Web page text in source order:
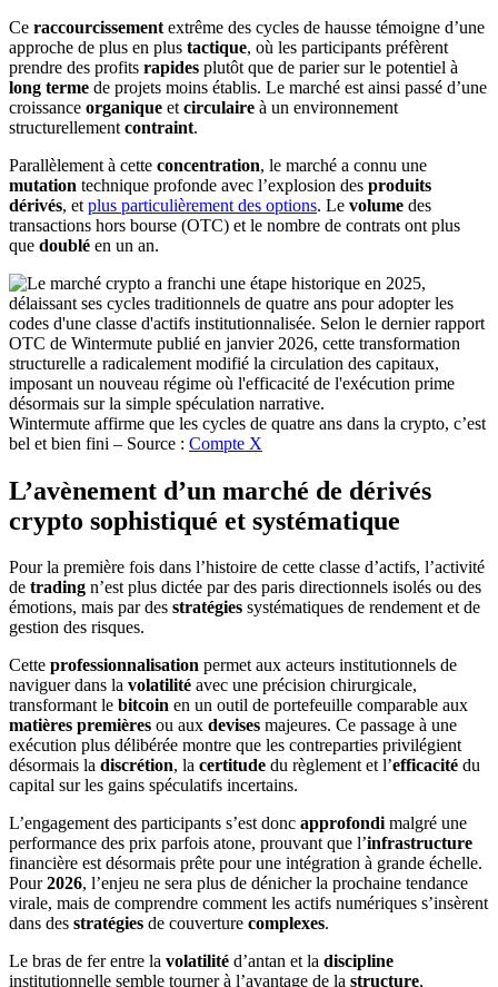
Ce raccourcissement extrême des cycles de hausse témoigne d’une
approche de plus en plus tactique, où les participants préfèrent
prendre des profits rapides plutôt que de parier sur le potentiel à
long terme de projets moins établis. Le marché est ainsi passé d’une
croissance organique et circulaire à un environnement
structurellement contraint.
Parallèlement à cette concentration, le marché a connu une
mutation technique profonde avec l’explosion des produits
dérivés, et plus particulièrement des options. Le volume des
transactions hors bourse (OTC) et le nombre de contrats ont plus
que doublé en un an.
Wintermute affirme que les cycles de quatre ans dans la crypto, c’est
bel et bien fini – Source : Compte X
L’avènement d’un marché de dérivés
crypto sophistiqué et systématique
Pour la première fois dans l’histoire de cette classe d’actifs, l’activité
de trading n’est plus dictée par des paris directionnels isolés ou des
émotions, mais par des stratégies systématiques de rendement et de
gestion des risques.
Cette professionnalisation permet aux acteurs institutionnels de
naviguer dans la volatilité avec une précision chirurgicale,
transformant le bitcoin en un outil de portefeuille comparable aux
matières premières ou aux devises majeures. Ce passage à une
exécution plus délibérée montre que les contreparties privilégient
désormais la discrétion, la certitude du règlement et l’efficacité du
capital sur les gains spéculatifs incertains.
L’engagement des participants s’est donc approfondimalgré une
performance des prix parfois atone, prouvant que l’infrastructure
financière est désormais prête pour une intégration à grande échelle.
Pour2026, l’enjeu ne sera plus de dénicher la prochaine tendance
virale, mais de comprendre comment les actifs numériques s’insèrent
dans des stratégies de couverture complexes.
Le bras de fer entre la volatilité d’antan et la discipline
institutionnelle semble tourner à l’avantage de la structure,